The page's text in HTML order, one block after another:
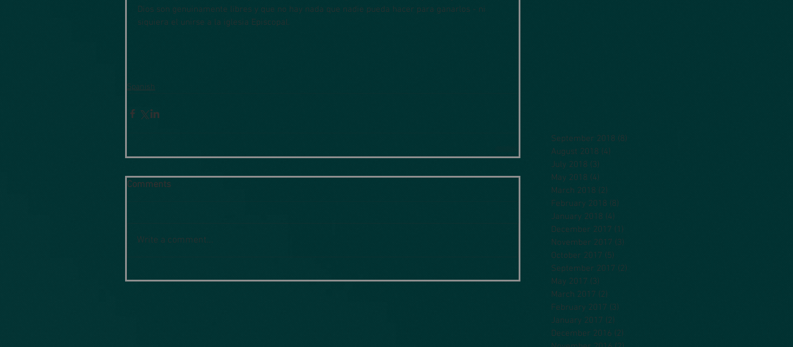
Dios son genuinamente libres y que no hay nada que nadie pueda hacer para ganarlos - ni
siquiera el unirse a la iglesia Episcopal.
Spanish
Comments
Write a comment...
September 2018 (8)
August 2018 (4)
July 2018 (3)
May 2018 (4)
March 2018 (2)
February 2018 (8)
January 2018 (4)
December 2017 (1)
November 2017 (3)
October 2017 (5)
September 2017 (2)
May 2017 (3)
March 2017 (2)
February 2017 (3)
January 2017 (2)
December 2016 (2)